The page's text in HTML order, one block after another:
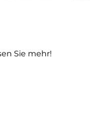
Sie mehr!